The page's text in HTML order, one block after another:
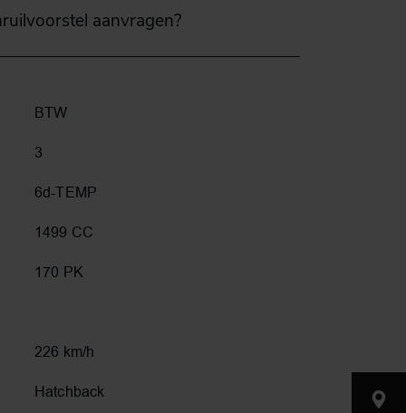
aanvragen?
BTW
3
6d-TEMP
1499 CC
170 PK
226 km/h
Hatchback